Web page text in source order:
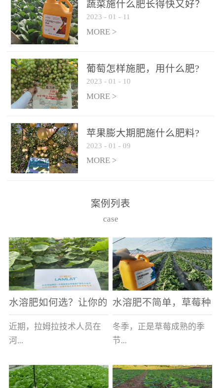
合大量元素水溶肥一起使
用，促使果实膨大，果肉
饱满，品质好，果、枝健
后期∶冲施、滴灌2.5-5kg/
亩/次配合大量元素水溶肥
一起使用，果实转色均
匀，口感好，糖度提高，
预防枝叶早衰。5、叶面喷
施︰浓度800-1500倍（1-
6kg/公顷，间隔10-14天一
次，喷1-3次。
合大量元素水溶肥一起使
后期∶冲施、滴灌2.5-5kg/
亩/次配合大量元素水溶肥
施︰浓度800-1500倍（1-
蔬菜施什么肥长得快又好？
2023 - 01 - 11
MORE >
葡萄怎样施肥，用什么肥?
2023 - 01 - 10
MORE >
苹果膨大期肥施什么肥料?
2023 - 01 - 09
MORE >
案例列表
case
水溶肥如何选？让你的
老棚土好产量高
近期，拉姆拉技术人员在
河...
南走访时，发现当地许多
水溶肥不简单，草莓种
植户指名要使用
冬季，正是草莓成熟的季
节...
，也是山东窦大哥开心的